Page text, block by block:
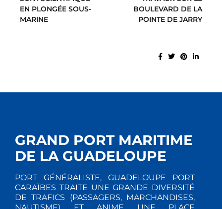
EN PLONGÉE SOUS-
MARINE
BOULEVARD DE LA
POINTE DE JARRY
GRAND PORT MARITIME
DE LA GUADELOUPE
PORT GÉNÉRALISTE, GUADELOUPE PORT
CARAÏBES TRAITE UNE GRANDE DIVERSITÉ
DE TRAFICS (PASSAGERS, MARCHANDISES,